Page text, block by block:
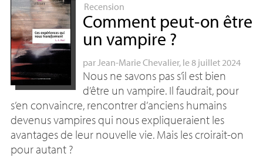
Recension
Comment peut-on être
un vampire ?
parJean-Marie Chevalier, le 8 juillet 2024
Nous ne savons pas s’il est bien
d’être un vampire. Il faudrait, pour
s’en convaincre, rencontrer d’anciens humains
devenus vampires qui nous expliqueraient les
avantages de leur nouvelle vie. Mais les croirait-on
pour autant ?